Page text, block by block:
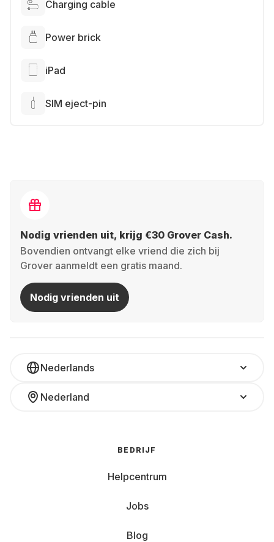
Charging cable
Power brick
iPad
SIM eject-pin
Nodig vrienden uit, krijg €30 Grover Cash.
Bovendien ontvangt elke vriend die zich bij
Grover aanmeldt een gratis maand.
Nodig vrienden uit
Nederlands
Nederland
BEDRIJF
Helpcentrum
Jobs
Blog